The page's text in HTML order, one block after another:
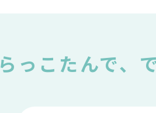
らっこたんで、